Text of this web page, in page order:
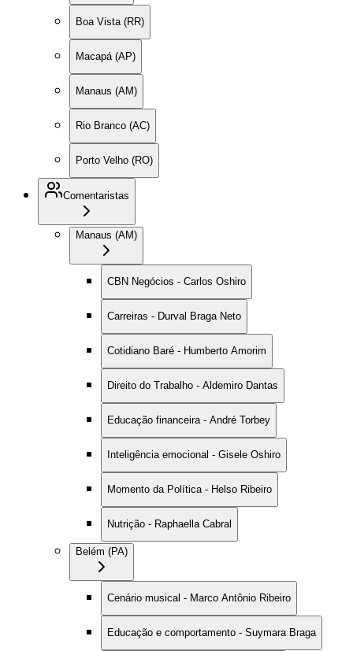
Boa Vista (RR)
Macapá (AP)
Manaus (AM)
Rio Branco (AC)
Porto Velho (RO)
Comentaristas
Manaus (AM)
CBN Negócios - Carlos Oshiro
Carreiras - Durval Braga Neto
Cotidiano Baré - Humberto Amorim
Direito do Trabalho - Aldemiro Dantas
Educação financeira - André Torbey
Inteligência emocional - Gisele Oshiro
Momento da Política - Helso Ribeiro
Nutrição - Raphaella Cabral
Belém (PA)
Cenário musical - Marco Antônio Ribeiro
Educação e comportamento - Suymara Braga